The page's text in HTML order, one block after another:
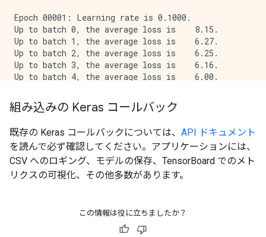
Epoch 00001: Learning rate is 0.1000.
Up to batch 0, the average loss is    8.15.
Up to batch 1, the average loss is    6.27.
Up to batch 2, the average loss is    6.25.
Up to batch 3, the average loss is    6.16.
Up to batch 4, the average loss is    6.00.
Epoch 00002: Learning rate is 0.1000.
Up to batch 1, the average loss is    4.12.
Up to batch 2, the average loss is    3.87.
Up to batch 3, the average loss is    4.20.
Up to batch 4, the average loss is    4.33.
The average loss for epoch 2 is    4.33 and mean
Epoch 00003: Learning rate is 0.0500.
Up to batch 0, the average loss is    4.64.
Up to batch 1, the average loss is    4.56.
組み込みの Keras コールバック
既存の Keras コールバックについては、 API ドキュメント
を読んで必ず確認してください。アプリケーションには、
CSV へのロギング、モデルの保存、TensorBoard でのメト
リクスの可視化、その他多数があります。
この情報は役に立ちましたか？